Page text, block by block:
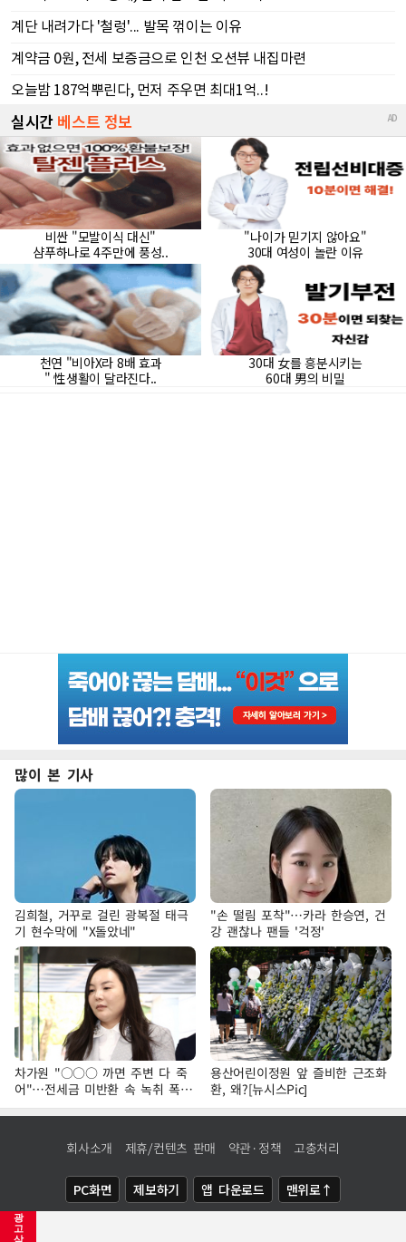
광
고
삭
많이 본 기사
김희철, 거꾸로 걸린 광복절 태극
기 현수막에 "X돌았네"
"손 떨림 포착"…카라 한승연, 건
강 괜찮나 팬들 '걱정'
차가원 "○○○ 까면 주변 다 죽
어"…전세금 미반환 속 녹취 폭로
파장
용산어린이정원 앞 즐비한 근조화
환, 왜?[뉴시스Pic]
회사소개 제휴/컨텐츠 판매 약관·정책 고충처리
PC화면 제보하기 앱 다운로드 맨위로↑